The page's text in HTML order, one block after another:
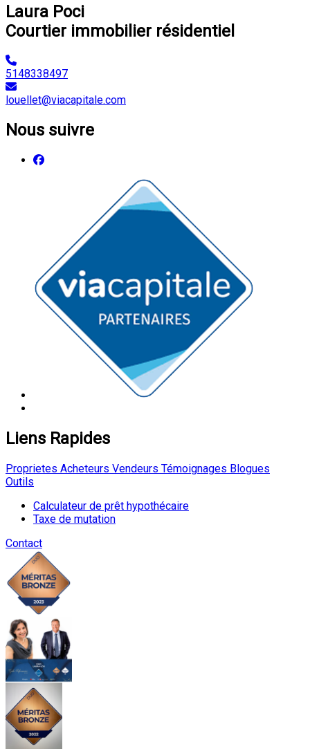
Laura Poci
Courtier immobilier résidentiel
5148338497
louellet@viacapitale.com
Nous suivre
Liens Rapides
Proprietes Acheteurs Vendeurs Témoignages Blogues
Outils
Calculateur de prêt hypothécaire
Taxe de mutation
Contact